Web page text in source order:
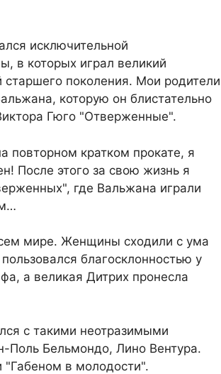
исключительной
в которых играл великий
поколения. Мои родители
которую он блистательно
Гюго "Отверженные".
повторном кратком прокате, я
После этого за свою жизнь я
где Вальжана играли
мире. Женщины сходили с ума
благосклонностью у
а великая Дитрих пронесла
с такими неотразимыми
Поль Бельмондо, Лино Вентура.
"Габеном в молодости".